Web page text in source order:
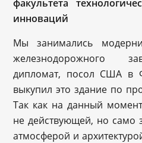
факультета
инноваций
Мы занимались
железнодорожного
дипломат, посол США в
выкупил это здание по
Так как на данный
не действующей, но само
атмосферой и